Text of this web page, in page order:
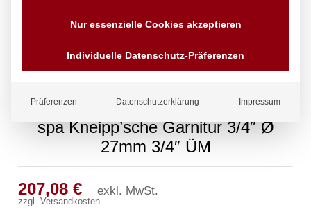
spa Kneipp’sche Garnitur 3/4″ Ø
27mm 3/4″ ÜM
207,08€ exkl. MwSt.
zzgl.Versandkosten
Nur essenzielle Cookies akzeptieren
Individuelle Datenschutz-Präferenzen
Präferenzen Datenschutzerklärung Impressum